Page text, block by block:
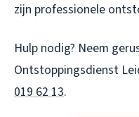
zijn professionele
Hulp nodig? Neem
Ontstoppingsdienst
019 62 13.